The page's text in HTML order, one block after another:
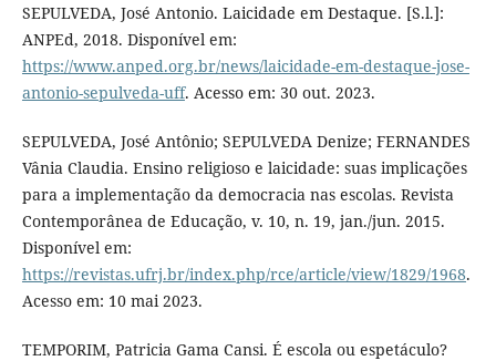
SEPULVEDA, José Antonio. Laicidade em Destaque. [S.l.]:
ANPEd, 2018. Disponível em:
https://www.anped.org.br/news/laicidade-em-destaque-jose-
antonio-sepulveda-uff. Acesso em: 30 out. 2023.
SEPULVEDA, José Antônio; SEPULVEDA Denize; FERNANDES
Vânia Claudia. Ensino religioso e laicidade: suas implicações
para a implementação da democracia nas escolas. Revista
Contemporânea de Educação, v. 10, n. 19, jan./jun. 2015.
Disponível em:
https://revistas.ufrj.br/index.php/rce/article/view/1829/1968.
Acesso em: 10 mai 2023.
TEMPORIM, Patricia Gama Cansi. É escola ou espetáculo?